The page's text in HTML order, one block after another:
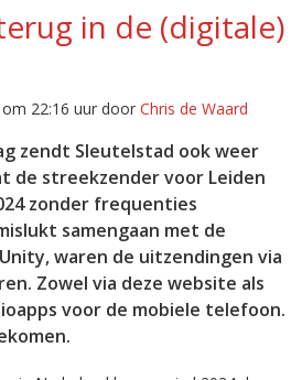
in de (digitale)
22:16 uur door Chris de Waard
zendt Sleutelstad ook weer
de streekzender voor Leiden
zonder frequenties
samengaan met de
waren de uitzendingen via
Zowel via deze website als
voor de mobiele telefoon.